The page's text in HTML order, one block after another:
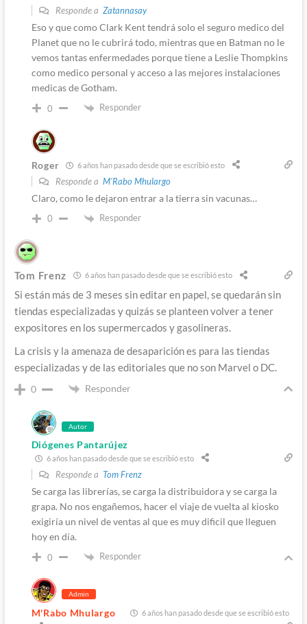
Responde a Zatannasay
Eso y que como Clark Kent tendrá solo el seguro medico del
Planet que no le cubrirá todo, mientras que en Batman no le
vemos tantas enfermedades porque tiene a Leslie Thompkins
como medico personal y acceso a las mejores instalaciones
medicas de Gotham.
0 Responder
Roger 6 años han pasado desde que se escribió esto
Responde a M'Rabo Mhulargo
Claro, como le dejaron entrar a la tierra sin vacunas…
0 Responder
Tom Frenz 6 años han pasado desde que se escribió esto
Si están más de 3 meses sin editar en papel, se quedarán sin
tiendas especializadas y quizás se planteen volver a tener
expositores en los supermercados y gasolineras.
La crisis y la amenaza de desaparición es para las tiendas
especializadas y de las editoriales que no son Marvel o DC.
0 Responder
Autor
Diógenes Pantarújez
6 años han pasado desde que se escribió esto
Responde a Tom Frenz
Se carga las librerías, se carga la distribuidora y se carga la
grapa. No nos engañemos, hacer el viaje de vuelta al kiosko
exigiría un nivel de ventas al que es muy dificil que lleguen
hoy en día.
0 Responder
Admin
M'Rabo Mhulargo 6 años han pasado desde que se escribió esto